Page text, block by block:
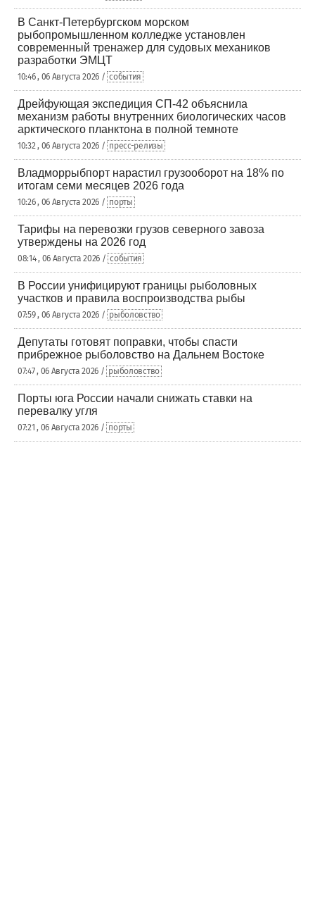
В Санкт-Петербургском морском
рыбопромышленном колледже установлен
современный тренажер для судовых механиков
разработки ЭМЦТ
10:46 , 06 Августа 2026 / события
Дрейфующая экспедиция СП-42 объяснила
механизм работы внутренних биологических часов
арктического планктона в полной темноте
10:32 , 06 Августа 2026 / пресс-релизы
Владморрыбпорт нарастил грузооборот на 18% по
итогам семи месяцев 2026 года
10:26 , 06 Августа 2026 / порты
Тарифы на перевозки грузов северного завоза
утверждены на 2026 год
08:14 , 06 Августа 2026 / события
В России унифицируют границы рыболовных
участков и правила воспроизводства рыбы
07:59 , 06 Августа 2026 / рыболовство
Депутаты готовят поправки, чтобы спасти
прибрежное рыболовство на Дальнем Востоке
07:47 , 06 Августа 2026 / рыболовство
Порты юга России начали снижать ставки на
перевалку угля
07:21 , 06 Августа 2026 / порты